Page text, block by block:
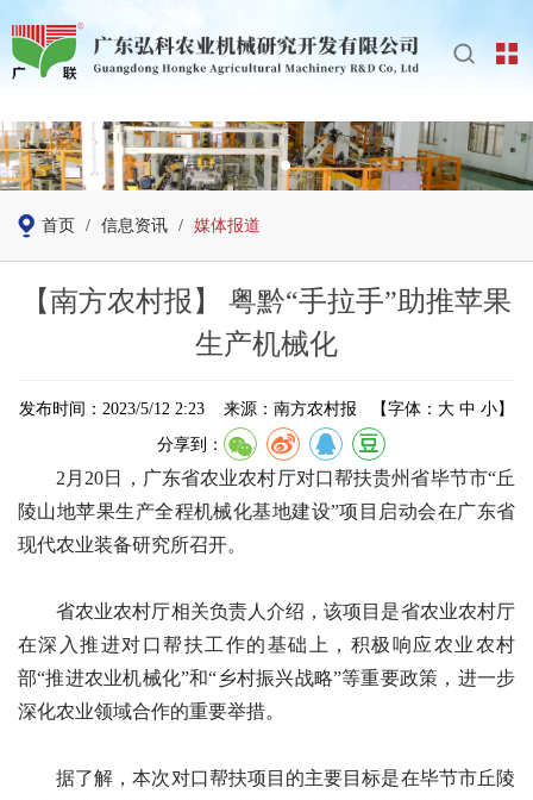
首页 / 信息资讯 / 媒体报道
【南方农村报】 粤黔“手拉手”助推苹果
生产机械化
发布时间：2023/5/12 2:23 来源：南方农村报 【字体： 大 中 小】
分享到：
2月20日，广东省农业农村厅对口帮扶贵州省毕节市“丘
陵山地苹果生产全程机械化基地建设”项目启动会在广东省
现代农业装备研究所召开。
省农业农村厅相关负责人介绍，该项目是省农业农村厅
在深入推进对口帮扶工作的基础上，积极响应农业农村
部“推进农业机械化”和“乡村振兴战略”等重要政策，进一步
深化农业领域合作的重要举措。
据了解，本次对口帮扶项目的主要目标是在毕节市丘陵